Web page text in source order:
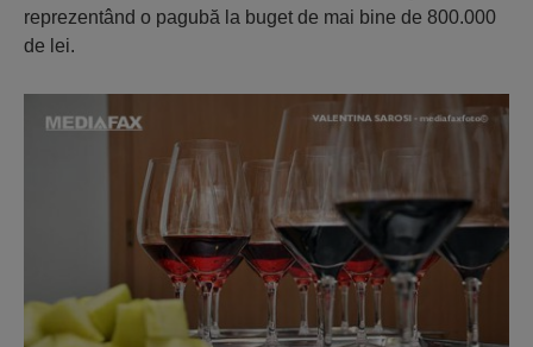
reprezentând o pagubă la buget de mai bine de 800.000
de lei.